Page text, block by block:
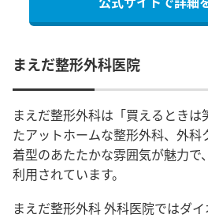
まえだ整形外科医院
まえだ整形外科は「買えるとき
たアットホームな整形外科、外科
着型のあたたかな雰囲気が魅力で
利用されています。
まえだ整形外科 外科医院ではダ